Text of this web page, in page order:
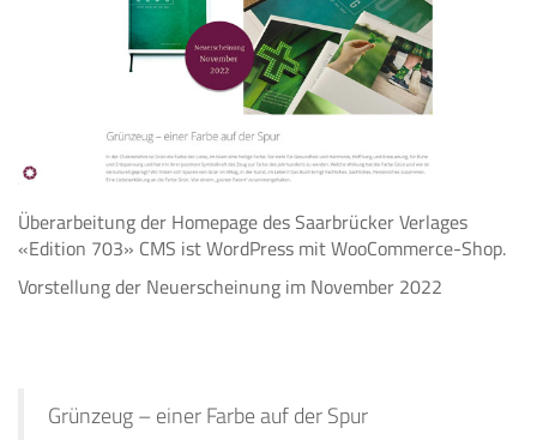
Überarbeitung der Homepage des Saarbrücker Verlages
«Edition 703» CMS ist WordPress mit WooCommerce-Shop.
Vorstellung der Neuerscheinung im November 2022
Grünzeug – einer Farbe auf der Spur